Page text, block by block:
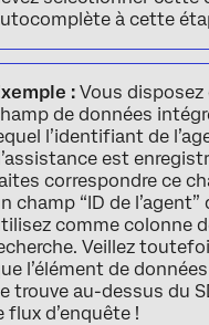
à cette
: Vous disposez
de données
l’identifiant de
est
correspondre ce
champ “ID de l’agent”
comme colonne
Veillez
l’élément de
trouve au-dessus du
flux d’enquête !